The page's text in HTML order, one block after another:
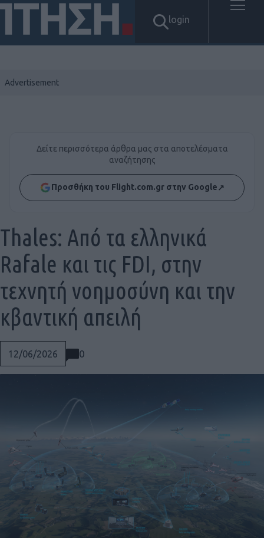
login
Social
Δείτε περισσότερα άρθρα μας στα αποτελέσματα
αναζήτησης
Προσθήκη του Flight.com.gr στην Google↗
12/06/2026 0
Thales: Από τα ελληνικά
Rafale και τις FDI, στην
τεχνητή νοημοσύνη και την
κβαντική απειλή